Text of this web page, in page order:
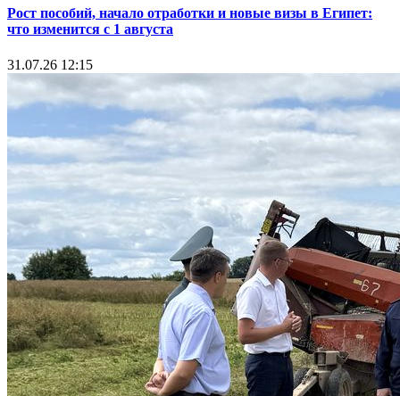
Рост пособий, начало отработки и новые визы в Египет:
что изменится с 1 августа
31.07.26 12:15